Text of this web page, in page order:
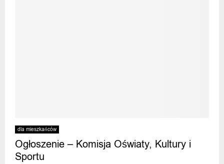
dla mieszkańców
Ogłoszenie – Komisja Oświaty, Kultury i
Sportu